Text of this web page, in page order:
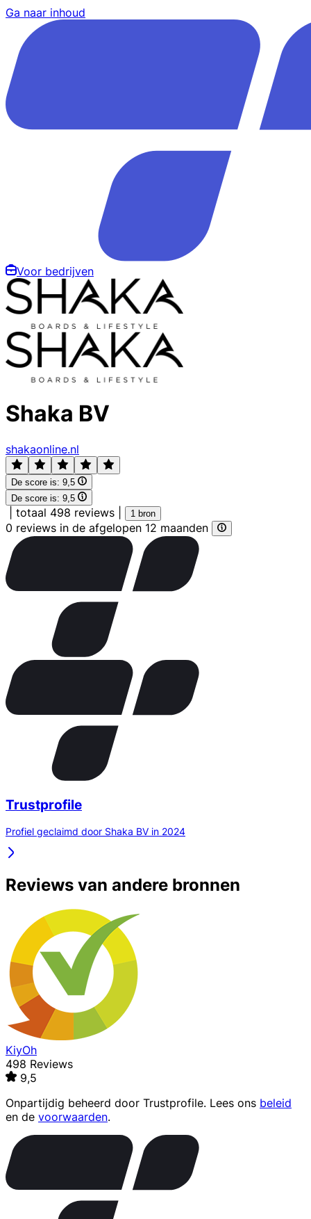
Ga naar inhoud
Voor bedrijven
Shaka BV
shakaonline.nl
De score is: 9,5
De score is: 9,5
totaal 498 reviews 1 bron
0 reviews in de afgelopen 12 maanden
Trustprofile
Profiel geclaimd door Shaka BV in 2024
Reviews van andere bronnen
KiyOh
498 Reviews
9,5
Onpartijdig beheerd door Trustprofile. Lees ons beleid
en de voorwaarden.